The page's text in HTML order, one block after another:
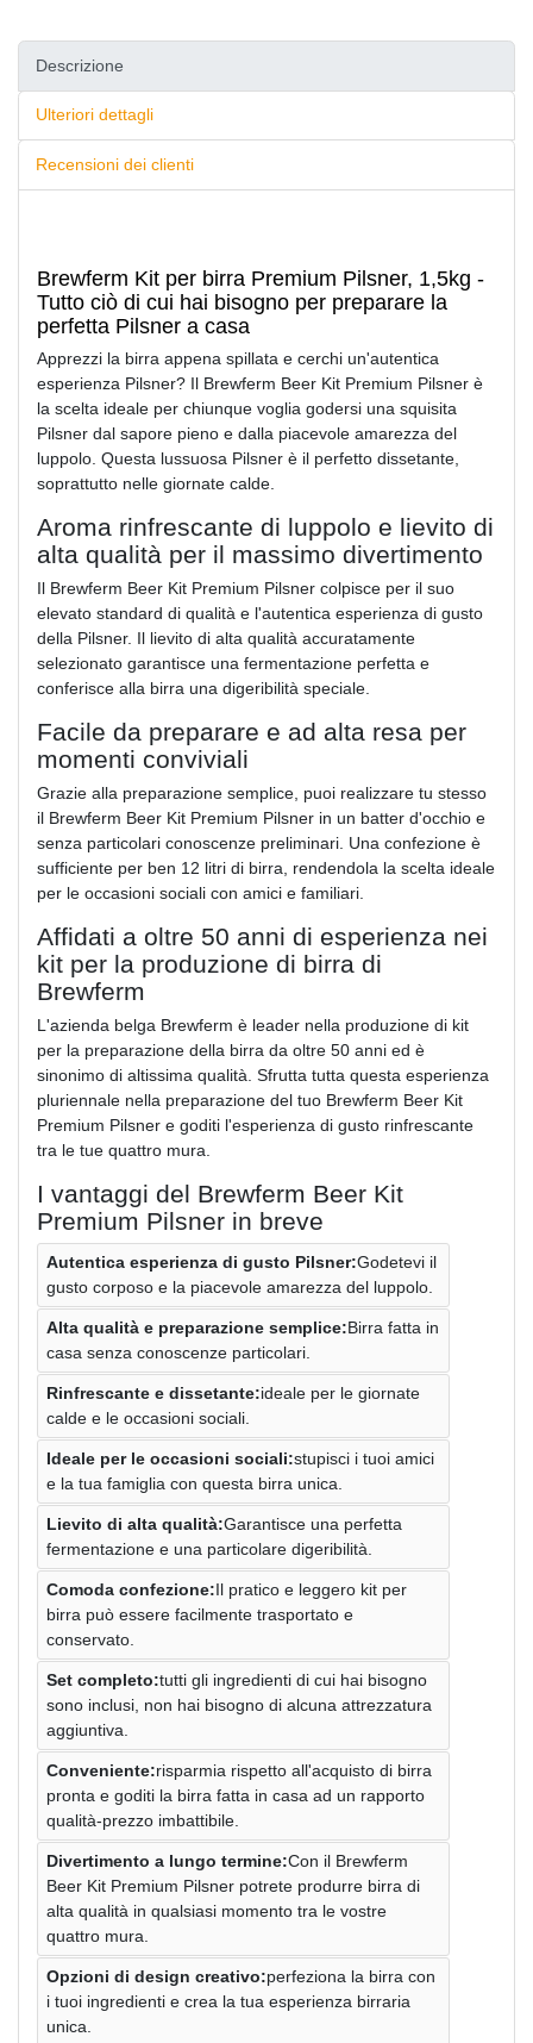
Descrizione
Ulteriori dettagli
Recensioni dei clienti
Brewferm Kit per birra Premium Pilsner, 1,5kg -
Tutto ciò di cui hai bisogno per preparare la
perfetta Pilsner a casa
Apprezzi la birra appena spillata e cerchi un'autentica
esperienza Pilsner? Il Brewferm Beer Kit Premium Pilsner è
la scelta ideale per chiunque voglia godersi una squisita
Pilsner dal sapore pieno e dalla piacevole amarezza del
luppolo. Questa lussuosa Pilsner è il perfetto dissetante,
soprattutto nelle giornate calde.
Aroma rinfrescante di luppolo e lievito di
alta qualità per il massimo divertimento
Il Brewferm Beer Kit Premium Pilsner colpisce per il suo
elevato standard di qualità e l'autentica esperienza di gusto
della Pilsner. Il lievito di alta qualità accuratamente
selezionato garantisce una fermentazione perfetta e
conferisce alla birra una digeribilità speciale.
Facile da preparare e ad alta resa per
momenti conviviali
Grazie alla preparazione semplice, puoi realizzare tu stesso
il Brewferm Beer Kit Premium Pilsner in un batter d'occhio e
senza particolari conoscenze preliminari. Una confezione è
sufficiente per ben 12 litri di birra, rendendola la scelta ideale
per le occasioni sociali con amici e familiari.
Affidati a oltre 50 anni di esperienza nei
kit per la produzione di birra di
Brewferm
L'azienda belga Brewferm è leader nella produzione di kit
per la preparazione della birra da oltre 50 anni ed è
sinonimo di altissima qualità. Sfrutta tutta questa esperienza
pluriennale nella preparazione del tuo Brewferm Beer Kit
Premium Pilsner e goditi l'esperienza di gusto rinfrescante
tra le tue quattro mura.
I vantaggi del Brewferm Beer Kit
Premium Pilsner in breve
Autentica esperienza di gusto Pilsner:Godetevi il
gusto corposo e la piacevole amarezza del luppolo.
Alta qualità e preparazione semplice:Birra fatta in
casa senza conoscenze particolari.
Rinfrescante e dissetante:ideale per le giornate
calde e le occasioni sociali.
Ideale per le occasioni sociali:stupisci i tuoi amici
e la tua famiglia con questa birra unica.
Lievito di alta qualità:Garantisce una perfetta
fermentazione e una particolare digeribilità.
Comoda confezione:Il pratico e leggero kit per
birra può essere facilmente trasportato e
conservato.
Set completo:tutti gli ingredienti di cui hai bisogno
sono inclusi, non hai bisogno di alcuna attrezzatura
aggiuntiva.
Conveniente:risparmia rispetto all'acquisto di birra
pronta e goditi la birra fatta in casa ad un rapporto
qualità-prezzo imbattibile.
Divertimento a lungo termine:Con il Brewferm
Beer Kit Premium Pilsner potrete produrre birra di
alta qualità in qualsiasi momento tra le vostre
quattro mura.
Opzioni di design creativo:perfeziona la birra con
i tuoi ingredienti e crea la tua esperienza birraria
unica.